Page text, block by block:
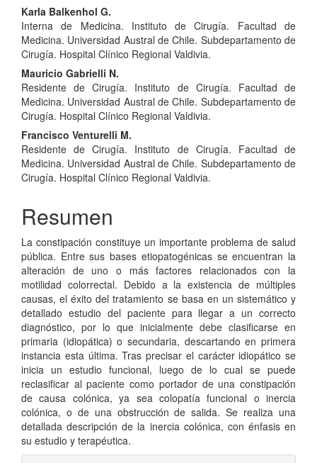
Karla Balkenhol G.
Interna de Medicina. Instituto de Cirugía. Facultad de
Medicina. Universidad Austral de Chile. Subdepartamento de
Cirugía. Hospital Clínico Regional Valdivia.
Mauricio Gabrielli N.
Residente de Cirugía. Instituto de Cirugía. Facultad de
Medicina. Universidad Austral de Chile. Subdepartamento de
Cirugía. Hospital Clínico Regional Valdivia.
Francisco Venturelli M.
Residente de Cirugía. Instituto de Cirugía. Facultad de
Medicina. Universidad Austral de Chile. Subdepartamento de
Cirugía. Hospital Clínico Regional Valdivia.
Resumen
La constipación constituye un importante problema de salud
pública. Entre sus bases etiopatogénicas se encuentran la
alteración de uno o más factores relacionados con la
motilidad colorrectal. Debido a la existencia de múltiples
causas, el éxito del tratamiento se basa en un sistemático y
detallado estudio del paciente para llegar a un correcto
diagnóstico, por lo que inicialmente debe clasificarse en
primaria (idiopática) o secundaria, descartando en primera
instancia esta última. Tras precisar el carácter idiopático se
inicia un estudio funcional, luego de lo cual se puede
reclasificar al paciente como portador de una constipación
de causa colónica, ya sea colopatía funcional o inercia
colónica, o de una obstrucción de salida. Se realiza una
detallada descripción de la inercia colónica, con énfasis en
su estudio y terapéutica.